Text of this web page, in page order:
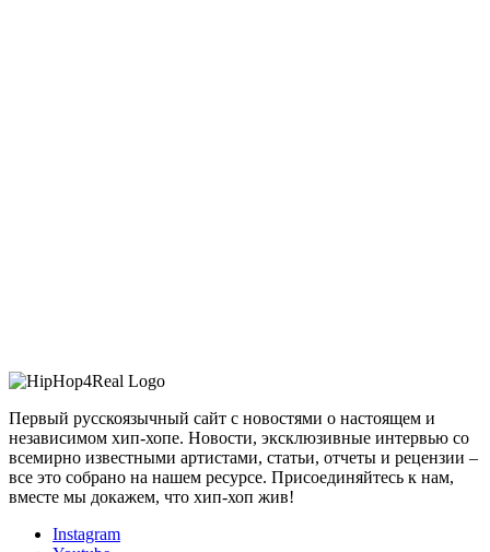
Первый русскоязычный сайт с новостями о настоящем и
независимом хип-хопе. Новости, эксклюзивные интервью со
всемирно известными артистами, статьи, отчеты и рецензии –
все это собрано на нашем ресурсе. Присоединяйтесь к нам,
вместе мы докажем, что хип-хоп жив!
Instagram